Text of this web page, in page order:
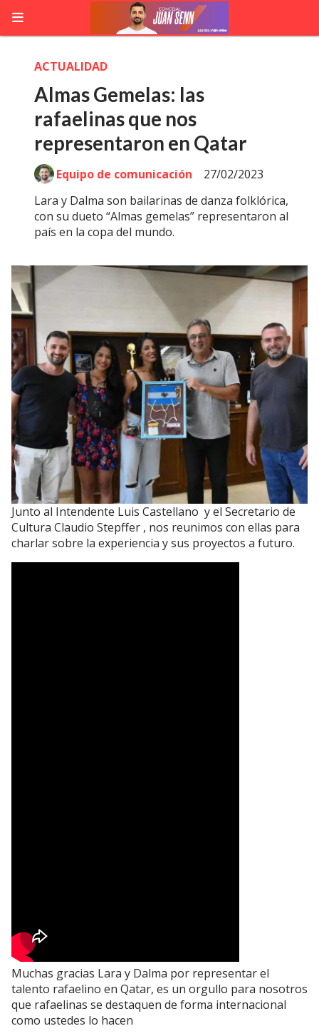
Almas Gemelas: las
rafaelinas que nos
representaron en Qatar
Lara y Dalma son bailarinas de danza folklórica,
con su dueto “Almas gemelas” representaron al
país en la copa del mundo.
ACTUALIDAD
27/02/2023
Equipo de comunicación
Junto al Intendente Luis Castellano y el Secretario de
Cultura Claudio Stepffer , nos reunimos con ellas para
charlar sobre la experiencia y sus proyectos a futuro.
Muchas gracias Lara y Dalma por representar el
talento rafaelino en Qatar, es un orgullo para nosotros
que rafaelinas se destaquen de forma internacional
como ustedes lo hacen